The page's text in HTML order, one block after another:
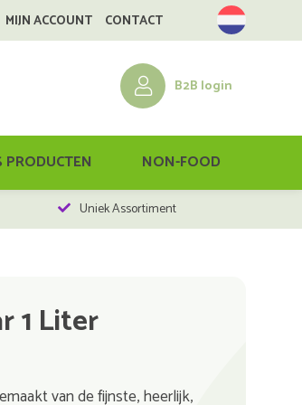
MIJN ACCOUNT CONTACT
B2B login
NON-FOOD
Uniek Assortiment
1 Liter
van de fijnste, heerlijk,